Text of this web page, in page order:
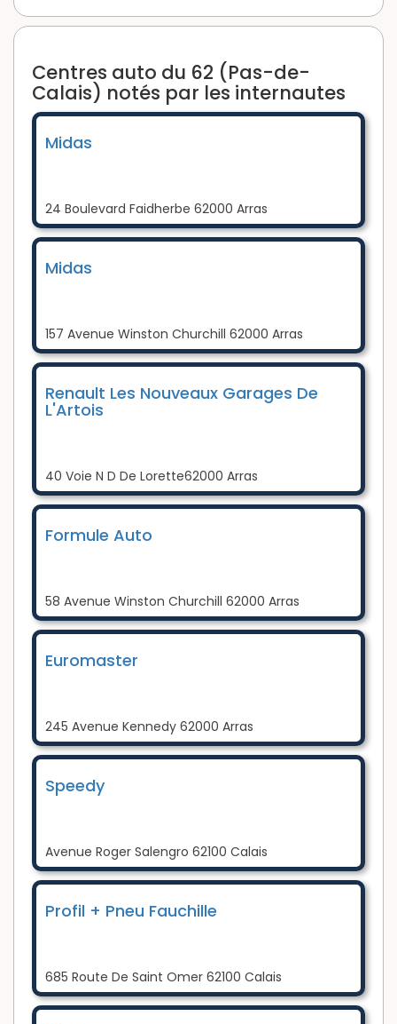
Centres auto du 62 (Pas-de-
Calais) notés par les internautes
Midas
24 Boulevard Faidherbe 62000 Arras
Midas
157 Avenue Winston Churchill 62000 Arras
Renault Les Nouveaux Garages De
L'Artois
40 Voie N D De Lorette62000 Arras
Formule Auto
58 Avenue Winston Churchill 62000 Arras
Euromaster
245 Avenue Kennedy 62000 Arras
Speedy
Avenue Roger Salengro 62100 Calais
Profil + Pneu Fauchille
685 Route De Saint Omer 62100 Calais